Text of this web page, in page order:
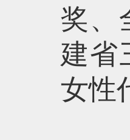
奖、
建省
女性